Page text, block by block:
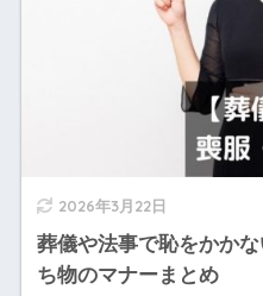
2026年3月22日
葬儀や法事で恥をかか
ち物のマナーまとめ